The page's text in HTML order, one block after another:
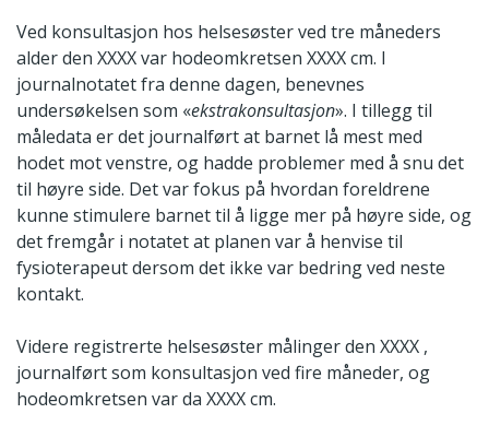
Ved konsultasjon hos helsesøster ved tre måneders
alder den XXXX var hodeomkretsen XXXX cm. I
journalnotatet fra denne dagen, benevnes
undersøkelsen som «ekstrakonsultasjon». I tillegg til
måledata er det journalført at barnet lå mest med
hodet mot venstre, og hadde problemer med å snu det
til høyre side. Det var fokus på hvordan foreldrene
kunne stimulere barnet til å ligge mer på høyre side, og
det fremgår i notatet at planen var å henvise til
fysioterapeut dersom det ikke var bedring ved neste
kontakt.
Videre registrerte helsesøster målinger den XXXX ,
journalført som konsultasjon ved fire måneder, og
hodeomkretsen var da XXXX cm.